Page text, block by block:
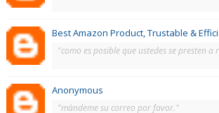
Best Amazon Product, Trustable &
"como es posible que ustedes se presten a
Anonymous
"màndeme su correo por favor."